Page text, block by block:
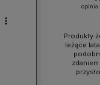
opinia
Produkty
leżące